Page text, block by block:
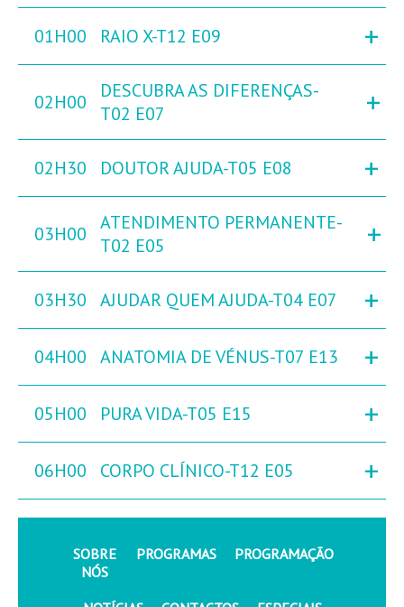
01H00 RAIO X-T12 E09 +
02H00
DESCUBRA AS DIFERENÇAS-
T02 E07
+
02H30 DOUTOR AJUDA-T05 E08 +
03H00
ATENDIMENTO PERMANENTE-
T02 E05
+
03H30 AJUDAR QUEM AJUDA-T04 E07 +
04H00 ANATOMIA DE VÉNUS-T07 E13 +
05H00 PURA VIDA-T05 E15 +
06H00 CORPO CLÍNICO-T12 E05 +
SOBRE
NÓS
PROGRAMAS PROGRAMAÇÃO